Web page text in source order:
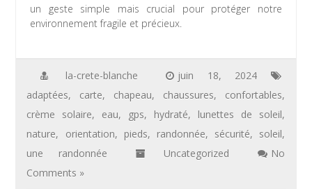
un geste simple mais crucial pour protéger notre
environnement fragile et précieux.
la-crete-blanche
juin 18, 2024
adaptées, carte, chapeau, chaussures, confortables,
crème solaire, eau, gps, hydraté, lunettes de soleil,
nature, orientation, pieds, randonnée, sécurité, soleil,
une randonnée
Uncategorized
No
Comments »